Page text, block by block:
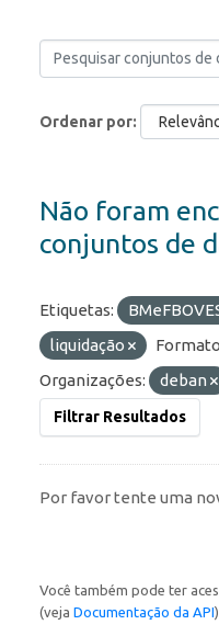
Ordenar por
Não foram
conjuntos de
Etiquetas:
liquidação
Organizações:
deban
Filtrar Resultados
Por favor tente uma
Você também pode ter
(veja Documentação da API